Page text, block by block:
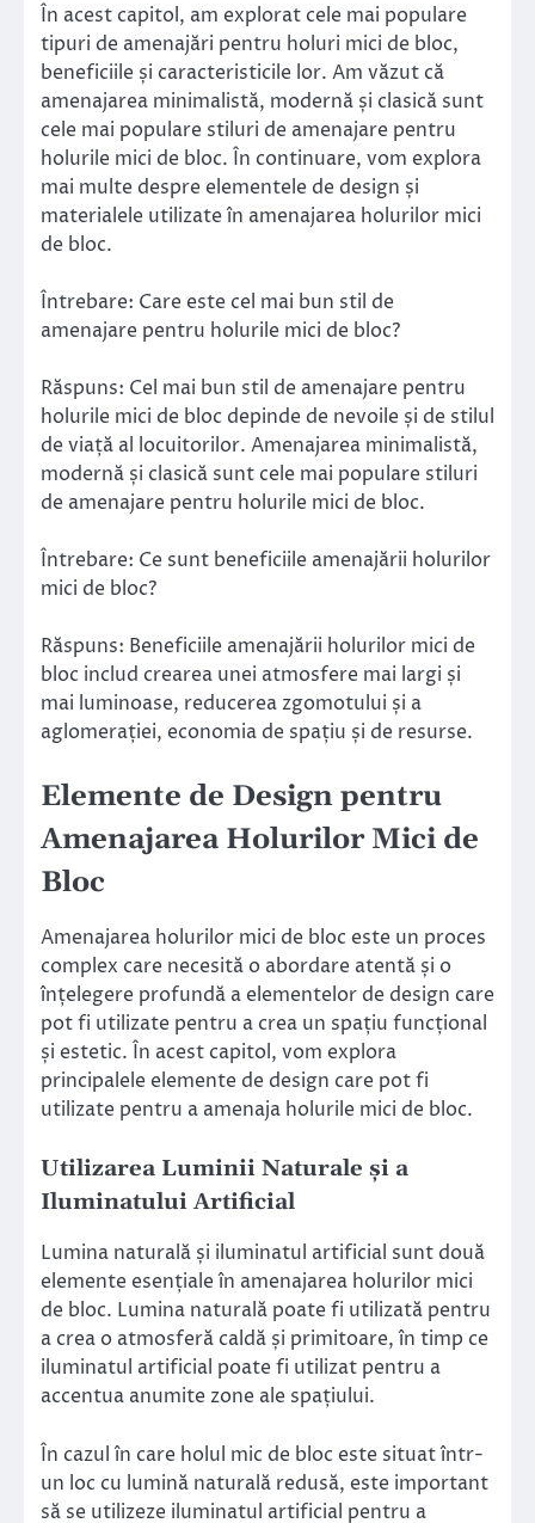
În acest capitol, am explorat cele mai populare
tipuri de amenajări pentru holuri mici de bloc,
beneficiile și caracteristicile lor. Am văzut că
amenajarea minimalistă, modernă și clasică sunt
cele mai populare stiluri de amenajare pentru
holurile mici de bloc. În continuare, vom explora
mai multe despre elementele de design și
materialele utilizate în amenajarea holurilor mici
de bloc.
Întrebare: Care este cel mai bun stil de
amenajare pentru holurile mici de bloc?
Răspuns: Cel mai bun stil de amenajare pentru
holurile mici de bloc depinde de nevoile și de stilul
de viață al locuitorilor. Amenajarea minimalistă,
modernă și clasică sunt cele mai populare stiluri
de amenajare pentru holurile mici de bloc.
Întrebare: Ce sunt beneficiile amenajării holurilor
mici de bloc?
Răspuns: Beneficiile amenajării holurilor mici de
bloc includ crearea unei atmosfere mai largi și
mai luminoase, reducerea zgomotului și a
aglomerației, economia de spațiu și de resurse.
Elemente de Design pentru
Amenajarea Holurilor Mici de
Bloc
Amenajarea holurilor mici de bloc este un proces
complex care necesită o abordare atentă și o
înțelegere profundă a elementelor de design care
pot fi utilizate pentru a crea un spațiu funcțional
și estetic. În acest capitol, vom explora
principalele elemente de design care pot fi
utilizate pentru a amenaja holurile mici de bloc.
Utilizarea Luminii Naturale și a
Iluminatului Artificial
Lumina naturală și iluminatul artificial sunt două
elemente esențiale în amenajarea holurilor mici
de bloc. Lumina naturală poate fi utilizată pentru
a crea o atmosferă caldă și primitoare, în timp ce
iluminatul artificial poate fi utilizat pentru a
accentua anumite zone ale spațiului.
În cazul în care holul mic de bloc este situat într-
un loc cu lumină naturală redusă, este important
să se utilizeze iluminatul artificial pentru a